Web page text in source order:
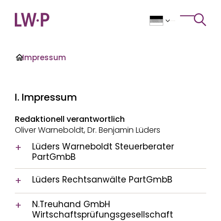
> Toggle
·Impressum
I. Impressum
Redaktionell verantwortlich
Oliver Warneboldt, Dr. Benjamin Lüders
Lüders Warneboldt Steuerberater
PartGmbB
Lüders Warneboldt Steuerberater PartGmbB
Zum Blauen See 5
31275 Lehrte
Partnerschaftregister: PR 100355
Lüders Rechtsanwälte PartGmbB
Lüders Rechtsanwälte PartGmbB
Zum Blauen See 5
N.Treuhand GmbH
Wirtschaftsprüfungsgesellschaft